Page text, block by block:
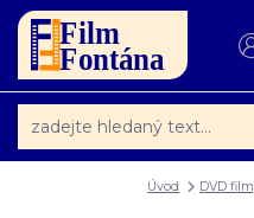
Úvod DVD